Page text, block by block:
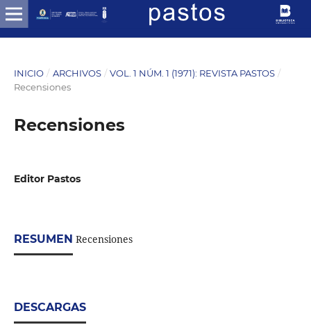
INICIO / ARCHIVOS / VOL. 1 NÚM. 1 (1971): REVISTA PASTOS /
Recensiones
Recensiones
Editor Pastos
RESUMEN Recensiones
DESCARGAS